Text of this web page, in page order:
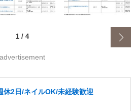
1 / 4
advertisement
休2日/ネイルOK/未経験歓迎